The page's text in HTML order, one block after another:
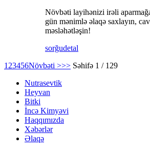
Növbəti layihənizi irəli aparmağa
gün mənimlə əlaqə saxlayın,
məsləhətləşin!
sorğudetal
1 23456Növbəti >>> Səhifə 1 / 129
Nutrasevtik
Heyvan
Bitki
İncə Kimyəvi
Haqqımızda
Xəbərlər
Əlaqə